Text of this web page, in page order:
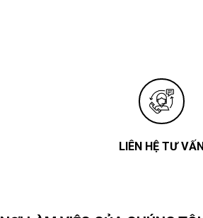
LIÊN HỆ TƯ VẤN